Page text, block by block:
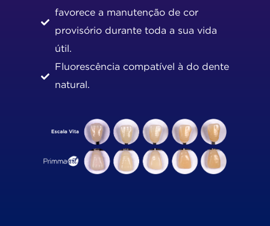
favorece a manutenção de cor
provisório durante toda a sua vida
útil.
Fluorescência compatível à do dente
natural.